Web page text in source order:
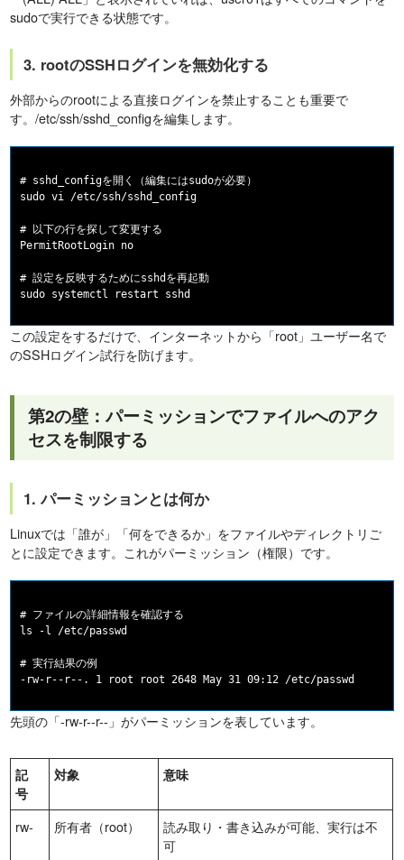
sudoで実行できる状態です。
3. rootのSSHログインを無効化する
外部からのrootによる直接ログインを禁止することも重要で
す。/etc/ssh/sshd_configを編集します。
# sshd_configを開く（編集にはsudoが必要）
sudo vi /etc/ssh/sshd_config
# 以下の行を探して変更する
PermitRootLogin no
# 設定を反映するためにsshdを再起動
この設定をするだけで、インターネットから「root」ユーザー名で
のSSHログイン試行を防げます。
第2の壁：パーミッションでファイルへのアク
セスを制限する
1. パーミッションとは何か
Linuxでは「誰が」「何をできるか」をファイルやディレクトリご
とに設定できます。これがパーミッション（権限）です。
# ファイルの詳細情報を確認する
ls -l /etc/passwd
# 実行結果の例
先頭の「-rw-r--r--」がパーミッションを表しています。
記
号
対象 意味
rw- 所有者（root）
読み取り・書き込みが可能、実行は不
可